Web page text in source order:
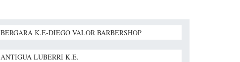
BERGARA K.E-DIEGO VALOR BARBERSHOP
ANTIGUA LUBERRI K.E.